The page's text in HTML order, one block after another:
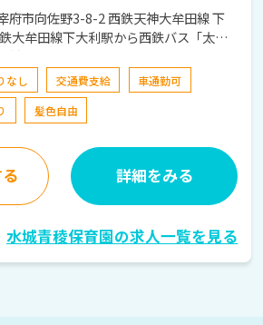
野3-8-2 西鉄天神大牟田線 下
大牟田線下大利駅から西鉄バス「太宰
前」下車徒歩約8分
なし 交通費支給
車通勤可
髪色自由
詳細をみる
水城青稜保育園の求人一覧を見る